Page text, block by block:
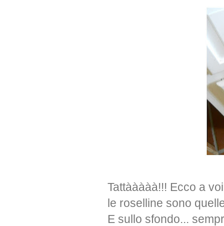
Tattààààà!!! Ecco a
le roselline sono
E sullo sfondo...